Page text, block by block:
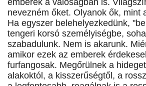
emberek a valóságban is.
nevezném őket. Olyanok ők, mint
Ha egyszer belehelyezkedünk,
tengeri korsó személyiségbe,
szabadulunk. Nem is akarunk.
amikor ezek az emberek
furfangosak. Megőrülnek a
alakoktól, a kisszerűségtől, a